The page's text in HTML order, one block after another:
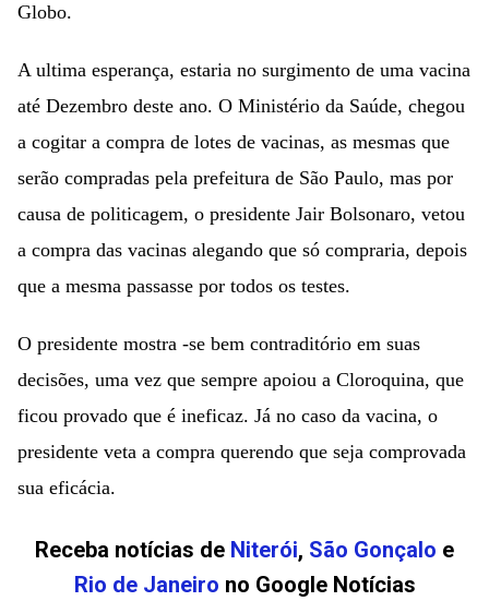
Globo.
A ultima esperança, estaria no surgimento de uma vacina
até Dezembro deste ano. O Ministério da Saúde, chegou
a cogitar a compra de lotes de vacinas, as mesmas que
serão compradas pela prefeitura de São Paulo, mas por
causa de politicagem, o presidente Jair Bolsonaro, vetou
a compra das vacinas alegando que só compraria, depois
que a mesma passasse por todos os testes.
O presidente mostra -se bem contraditório em suas
decisões, uma vez que sempre apoiou a Cloroquina, que
ficou provado que é ineficaz. Já no caso da vacina, o
presidente veta a compra querendo que seja comprovada
sua eficácia.
Receba notícias de Niterói, São Gonçalo e
Rio de Janeiro no Google Notícias